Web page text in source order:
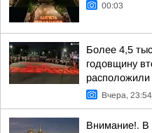
00:03
Более 4,5
годовщину
расположили
Вчера, 23:54
Внимание!. В